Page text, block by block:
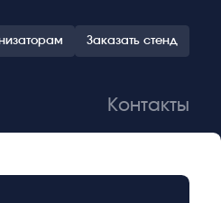
Заказать стенд
Контакты